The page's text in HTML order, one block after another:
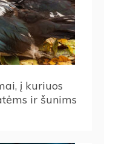
į kuriuos
ir šunims